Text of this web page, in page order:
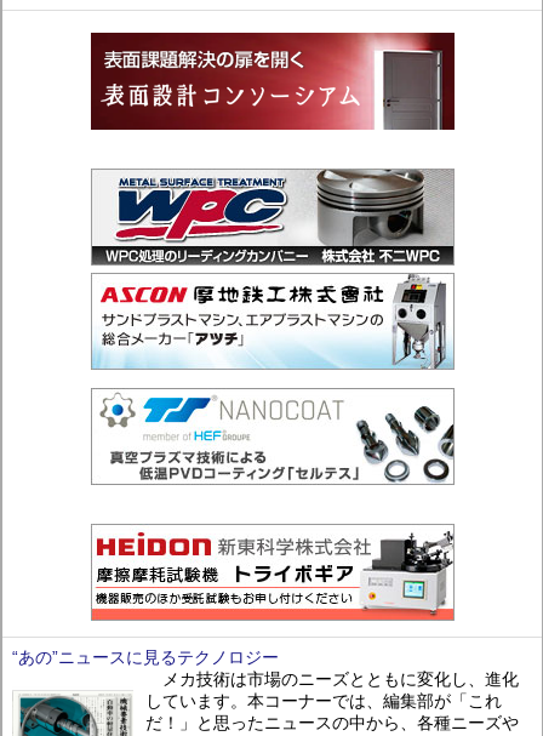
“あの”ニュースに見るテクノロジー
メカ技術は市場のニーズとともに変化し、進化
しています。本コーナーでは、編集部が「これ
だ！」と思ったニュースの中から、各種ニーズや